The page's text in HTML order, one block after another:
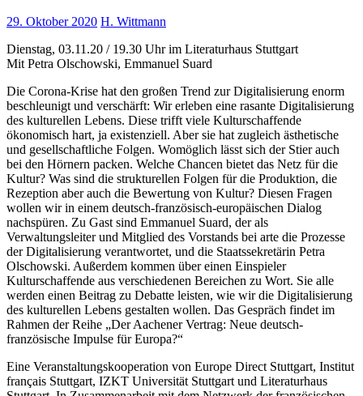
29. Oktober 2020 H. Wittmann
Dienstag, 03.11.20 / 19.30 Uhr im Literaturhaus Stuttgart
Mit Petra Olschowski, Emmanuel Suard
Die Corona-Krise hat den großen Trend zur Digitalisierung enorm
beschleunigt und verschärft: Wir erleben eine rasante Digitalisierung
des kulturellen Lebens. Diese trifft viele Kulturschaffende
ökonomisch hart, ja existenziell. Aber sie hat zugleich ästhetische
und gesellschaftliche Folgen. Womöglich lässt sich der Stier auch
bei den Hörnern packen. Welche Chancen bietet das Netz für die
Kultur? Was sind die strukturellen Folgen für die Produktion, die
Rezeption aber auch die Bewertung von Kultur? Diesen Fragen
wollen wir in einem deutsch-französisch-europäischen Dialog
nachspüren. Zu Gast sind Emmanuel Suard, der als
Verwaltungsleiter und Mitglied des Vorstands bei arte die Prozesse
der Digitalisierung verantwortet, und die Staatssekretärin Petra
Olschowski. Außerdem kommen über einen Einspieler
Kulturschaffende aus verschiedenen Bereichen zu Wort. Sie alle
werden einen Beitrag zu Debatte leisten, wie wir die Digitalisierung
des kulturellen Lebens gestalten wollen. Das Gespräch findet im
Rahmen der Reihe „Der Aachener Vertrag: Neue deutsch-
französische Impulse für Europa?“
Eine Veranstaltungskooperation von Europe Direct Stuttgart, Institut
français Stuttgart, IZKT Universität Stuttgart und Literaturhaus